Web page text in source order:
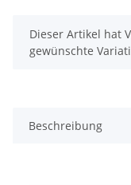
x
Dieser Artikel hat
gewünschte
Beschreibung